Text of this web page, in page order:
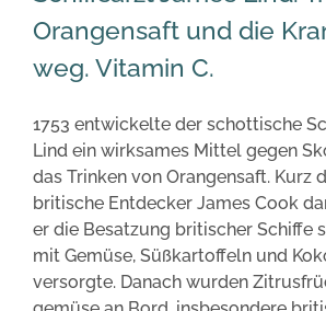
Orangensaft und die
weg. Vitamin C.
1753 entwickelte der schottische
Lind ein wirksames Mittel gegen
das Trinken von Orangensaft. Kurz
britische Entdecker James Cook
er die Besatzung britischer Schiffe
mit Gemüse, Süßkartoffeln und
versorgte. Danach wurden